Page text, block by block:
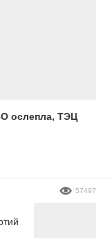
ослепла, ТЭЦ
57497